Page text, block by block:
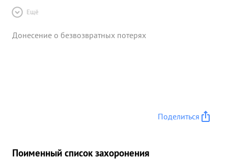
Ещё
Донесение о безвозвратных потерях
Поделиться
Поименный список захоронения